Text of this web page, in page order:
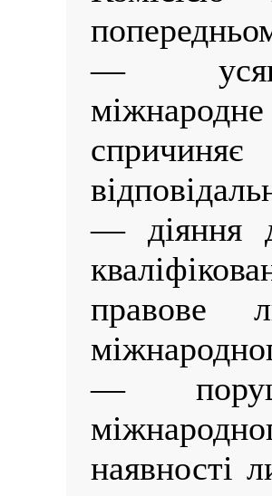
—
спричиняє
— діяння
правове
—
наявності